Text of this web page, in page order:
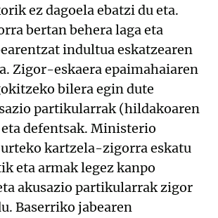
ez dagoela ebatzi du eta.
bertan behera laga eta
indultua eskatzearen
Zigor-eskaera epaimahaiaren
bilera egin dute
partikularrak (hildakoaren
defentsak. Ministerio
urteko kartzela-zigorra eskatu
eta armak legez kanpo
akusazio partikularrak zigor
Baserriko jabearen